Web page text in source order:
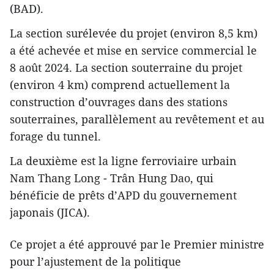
(BAD).
La section surélevée du projet (environ 8,5 km)
a été achevée et mise en service commercial le
8 août 2024. La section souterraine du projet
(environ 4 km) comprend actuellement la
construction d’ouvrages dans des stations
souterraines, parallèlement au revêtement et au
forage du tunnel.
La deuxième est la ligne ferroviaire urbain
Nam Thang Long - Trân Hung Dao, qui
bénéficie de prêts d’APD du gouvernement
japonais (JICA).
Ce projet a été approuvé par le Premier ministre
pour l’ajustement de la politique